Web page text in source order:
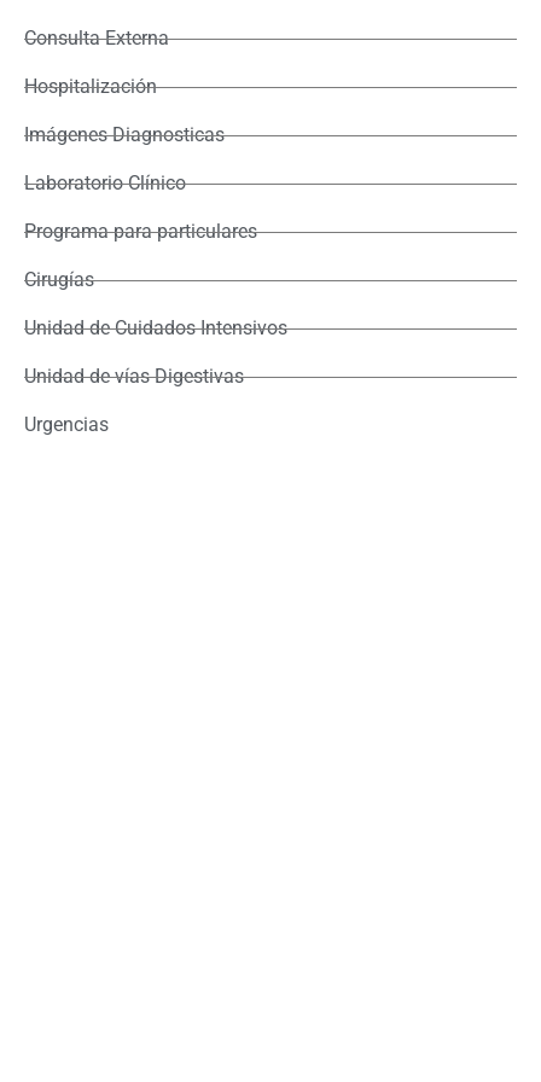
Consulta Externa
Hospitalización
Imágenes Diagnosticas
Laboratorio Clínico
Programa para particulares
Cirugías
Unidad de Cuidados Intensivos
Unidad de vías Digestivas
Urgencias